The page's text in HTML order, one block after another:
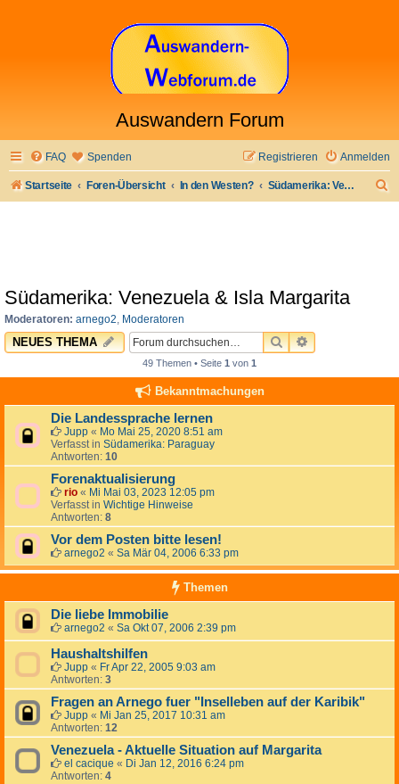
Auswandern Forum
FAQ Spenden Anmelden
Registrieren
Startseite Foren-Übersicht In den Westen? Südamerika: Venezuela & Isla Margarita
Südamerika: Venezuela & Isla Margarita
Moderatoren: arnego2, Moderatoren
NEUES THEMA SUCHEERWEITERTE
49 Themen • Seite 1 von 1
Bekanntmachungen
Die Landessprache lernen
Jupp « Mo Mai 25, 2020 8:51 am
Verfasst in Südamerika: Paraguay
Antworten: 10
Forenaktualisierung
rio « Mi Mai 03, 2023 12:05 pm
Verfasst in Wichtige Hinweise
Antworten: 8
Vor dem Posten bitte lesen!
arnego2 « Sa Mär 04, 2006 6:33 pm
Themen
Die liebe Immobilie
arnego2 « Sa Okt 07, 2006 2:39 pm
Haushaltshilfen
Jupp « Fr Apr 22, 2005 9:03 am
Antworten: 3
Fragen an Arnego fuer "Inselleben auf der Karibik"
Jupp « Mi Jan 25, 2017 10:31 am
Antworten: 12
Venezuela - Aktuelle Situation auf Margarita
el cacique « Di Jan 12, 2016 6:24 pm
Antworten: 4